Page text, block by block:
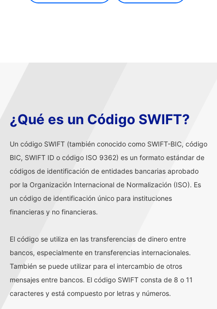
¿Qué es un Código SWIFT?
Un código SWIFT (también conocido como SWIFT-BIC, código
BIC, SWIFT ID o código ISO 9362) es un formato estándar de
códigos de identificación de entidades bancarias aprobado
por la Organización Internacional de Normalización (ISO). Es
un código de identificación único para instituciones
financieras y no financieras.
El código se utiliza en las transferencias de dinero entre
bancos, especialmente en transferencias internacionales.
También se puede utilizar para el intercambio de otros
mensajes entre bancos. El código SWIFT consta de 8 o 11
caracteres y está compuesto por letras y números.